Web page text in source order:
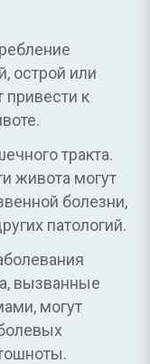
острой или
к
тракта.
живота могут
болезни,
патологий.
вызванные
могут